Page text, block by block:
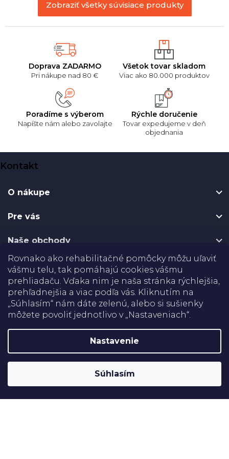
Rovnako ako rehabilitačné pomôcky môžu uľaviť
vášmu telu, tak pomáhajú cookies vášmu
prehliadaču. Vďaka nim je naša stránka rýchlejšia,
prehľadnejšia a viac podľa vás. Kliknutím na
„Súhlasím“ nám dáte zelenú, alebo si sušienky
môžete povoliť jednotlivo v „Nastaveniach“.
Nastavenie
Súhlasím
Doprava ZADARMO
Pri nákupe nad 80 €
Všetok tovar skladom
Viac ako 80.000 produktov
Poradíme s výberom
Napíšte nám alebo zavolajte
Rýchle doručenie
Tovar expedujeme v deň
objednania
Zobraziť všetky súvisiace produkty
á
Kontakt
O nákupe
Pre vás
Naše obchody
Certifikáty
Doprava
Platba
Rehabilitačné pomôcky
Upraviť nastavenie cookies